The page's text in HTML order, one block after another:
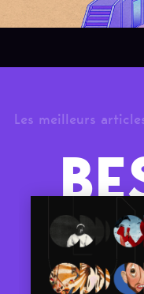
Les meilleurs